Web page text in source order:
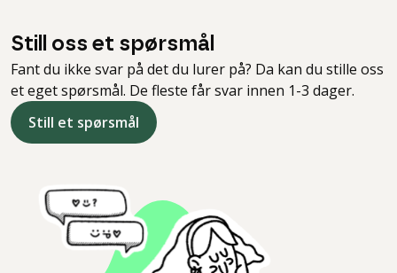
Still oss et spørsmål
Fant du ikke svar på det du lurer på? Da kan du stille oss
et eget spørsmål. De fleste får svar innen 1-3 dager.
Still et spørsmål